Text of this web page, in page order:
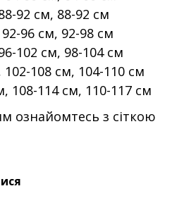
92 см, 88-92 см
96 см, 92-98 см
102 см, 98-104 см
102-108 см, 104-110 см
108-114 см, 110-117 см
ознайомтесь з сіткою